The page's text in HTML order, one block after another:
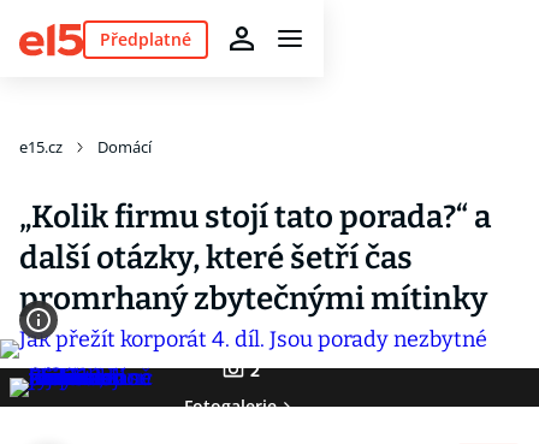
Předplatné
e15.cz Domácí
„Kolik firmu stojí tato porada?“ a
další otázky, které šetří čas
promrhaný zbytečnými mítinky
2
Fotogalerie